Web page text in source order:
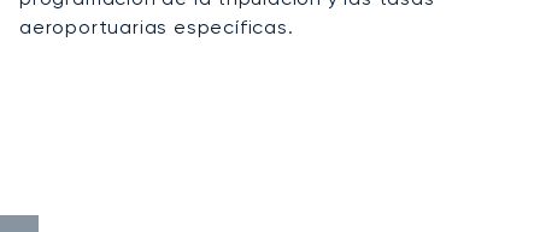
aeroportuarias específicas.